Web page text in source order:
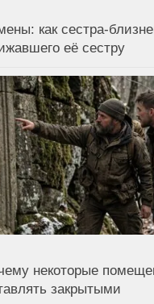
как сестра-
её сестру
некоторые
закрытыми